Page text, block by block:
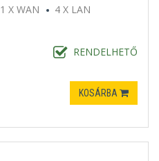
1 X WAN
4 X LAN
RENDELHETŐ
KOSÁRBA